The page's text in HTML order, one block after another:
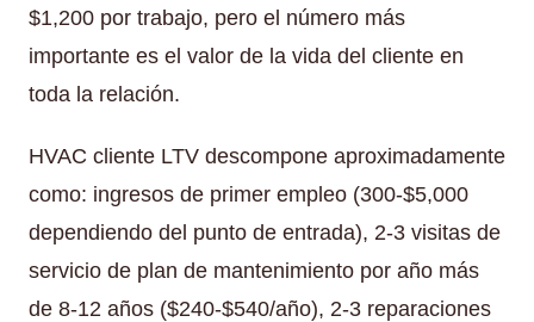
$1,200 por trabajo, pero el número más
importante es el valor de la vida del cliente en
toda la relación.
HVAC cliente LTV descompone aproximadamente
como: ingresos de primer empleo (300-$5,000
dependiendo del punto de entrada), 2-3 visitas de
servicio de plan de mantenimiento por año más
de 8-12 años ($240-$540/año), 2-3 reparaciones